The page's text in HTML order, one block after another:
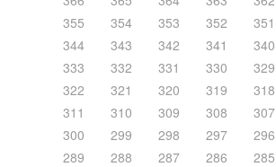
355
354 353 352 351
344
343 342 341 340
333
332 331 330 329
322
321 320 319 318
311
310 309 308 307
300
299 298 297 296
289
288 287 286 285